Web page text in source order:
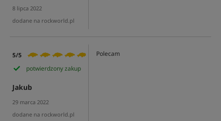
8 lipca 2022
dodane na rockworld.pl
5/5
potwierdzony zakup
Jakub
29 marca 2022
dodane na rockworld.pl
Polecam